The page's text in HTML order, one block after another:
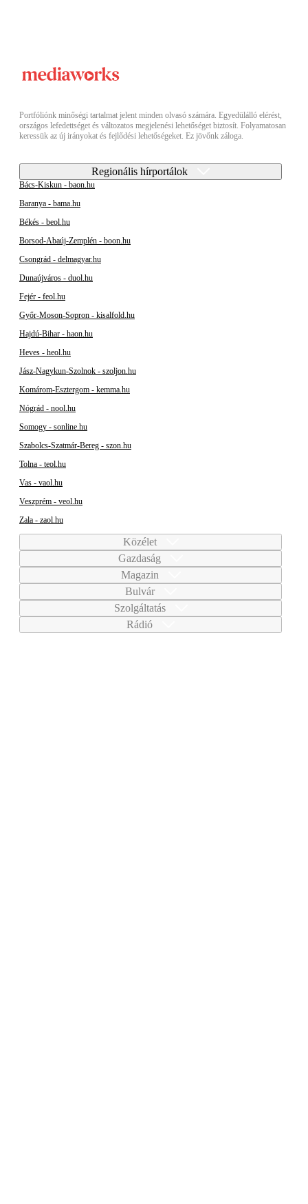
Portfóliónk minőségi tartalmat jelent minden olvasó számára. Egyedülálló elérést,
országos lefedettséget és változatos megjelenési lehetőséget biztosít. Folyamatosan
keressük az új irányokat és fejlődési lehetőségeket. Ez jövőnk záloga.
Regionális hírportálok
Bács-Kiskun - baon.hu
Baranya - bama.hu
Békés - beol.hu
Borsod-Abaúj-Zemplén - boon.hu
Csongrád - delmagyar.hu
Dunaújváros - duol.hu
Fejér - feol.hu
Győr-Moson-Sopron - kisalfold.hu
Hajdú-Bihar - haon.hu
Heves - heol.hu
Jász-Nagykun-Szolnok - szoljon.hu
Komárom-Esztergom - kemma.hu
Nógrád - nool.hu
Somogy - sonline.hu
Szabolcs-Szatmár-Bereg - szon.hu
Tolna - teol.hu
Vas - vaol.hu
Veszprém - veol.hu
Zala - zaol.hu
Közélet
Gazdaság
Magazin
Bulvár
Szolgáltatás
Rádió